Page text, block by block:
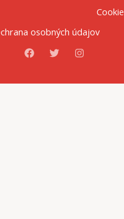
osobných údajov